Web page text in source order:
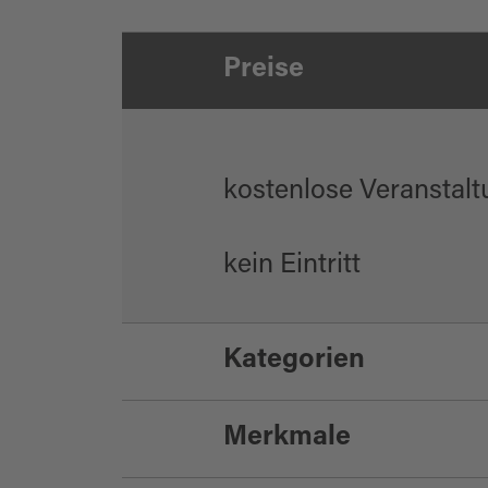
Preise
kostenlose
kein Eintritt
Kategorien
Merkmale